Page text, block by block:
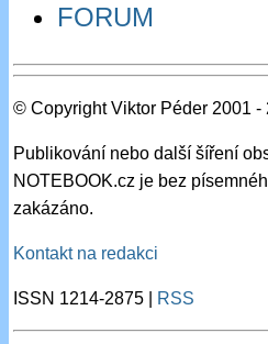
FORUM
© Copyright Viktor Péder 2001 -
Publikování nebo další šíření
NOTEBOOK.cz je bez
zakázáno.
Kontakt na redakci
ISSN 1214-2875 | RSS